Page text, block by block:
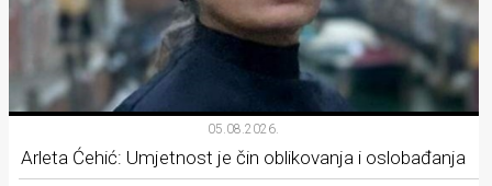
05.08.2026.
Arleta Ćehić: Umjetnost je čin oblikovanja i oslobađanja